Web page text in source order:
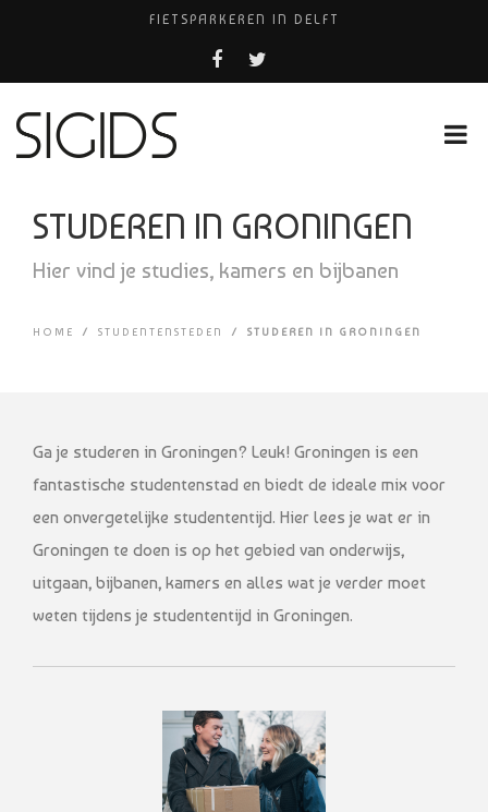
FIETSPARKEREN IN DELFT
PIZZERIA POMPEÏ ￼
BELEEF DE MAGIE VAN FILM BIJ KINEPOLIS
STUDEREN IN GRONINGEN
Hier vind je studies, kamers en bijbanen
HOME / STUDENTENSTEDEN / STUDEREN IN GRONINGEN
Ga je studeren in Groningen? Leuk! Groningen is een
fantastische studentenstad en biedt de ideale mix voor
een onvergetelijke studententijd. Hier lees je wat er in
Groningen te doen is op het gebied van onderwijs,
uitgaan, bijbanen, kamers en alles wat je verder moet
weten tijdens je studententijd in Groningen.